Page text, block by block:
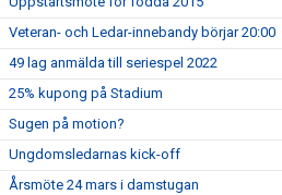
Veteran- och Ledar-innebandy börjar 20:00
49 lag anmälda till seriespel 2022
25% kupong på Stadium
Sugen på motion?
Ungdomsledarnas kick-off
Årsmöte 24 mars i damstugan